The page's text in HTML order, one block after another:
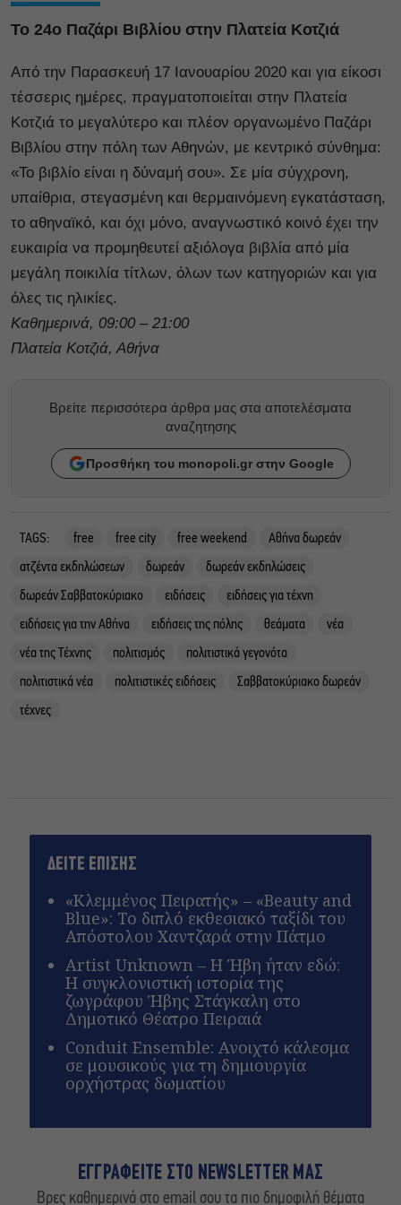
Το 24ο Παζάρι Βιβλίου στην Πλατεία Κοτζιά
Από την Παρασκευή 17 Ιανουαρίου 2020 και για είκοσι
τέσσερις ημέρες, πραγματοποιείται στην Πλατεία
Κοτζιά το μεγαλύτερο και πλέον οργανωμένο Παζάρι
Βιβλίου στην πόλη των Αθηνών, με κεντρικό σύνθημα:
«Το βιβλίο είναι η δύναμή σου». Σε μία σύγχρονη,
υπαίθρια, στεγασμένη και θερμαινόμενη εγκατάσταση,
το αθηναϊκό, και όχι μόνο, αναγνωστικό κοινό έχει την
ευκαιρία να προμηθευτεί αξιόλογα βιβλία από μία
μεγάλη ποικιλία τίτλων, όλων των κατηγοριών και για
όλες τις ηλικίες.
Καθημερινά, 09:00 – 21:00
Πλατεία Κοτζιά, Αθήνα
Βρείτε περισσότερα άρθρα μας στα αποτελέσματα
αναζητησης
Προσθήκη του monopoli.gr στην Google
TAGS: free free city free weekend
Αθήνα δωρεάν
ατζέντα εκδηλώσεων
δωρεάν
δωρεάν εκδηλώσεις
δωρεάν Σαββατοκύριακο
ειδήσεις
ειδήσεις για τέχνη
ειδήσεις για την Αθήνα
ειδήσεις της πόλης θεάματα
νέα
νέα της Τέχνης
πολιτισμός
πολιτιστικά γεγονότα
πολιτιστικά νέα
πολιτιστικές ειδήσεις
Σαββατοκύριακο δωρεάν
τέχνες
ΔΕΙΤΕ ΕΠΙΣΗΣ
«Κλεμμένος Πειρατής» – «Beauty and
Blue»: Το διπλό εκθεσιακό ταξίδι του
Απόστολου Χαντζαρά στην Πάτμο
Artist Unknown – Η Ήβη ήταν εδώ:
Η συγκλονιστική ιστορία της
ζωγράφου Ήβης Στάγκαλη στο
Δημοτικό Θέατρο Πειραιά
Conduit Ensemble: Ανοιχτό κάλεσμα
σε μουσικούς για τη δημιουργία
ορχήστρας δωματίου
ΕΓΓΡΑΦΕΙΤΕ ΣΤΟ NEWSLETTER ΜΑΣ
Βρες καθημερινά στο email σου τα πιο δημοφιλή θέματα